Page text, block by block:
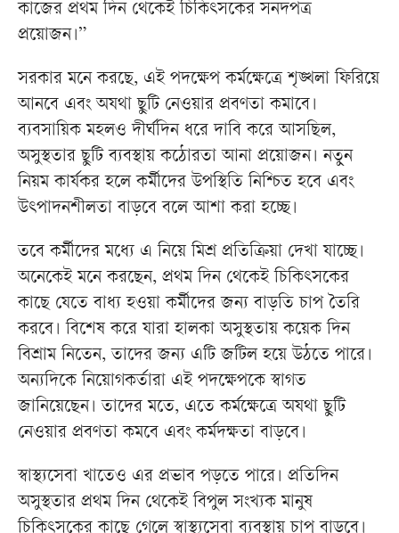
কাজের প্রথম দিন থেকেই চিকিৎসকের সনদপত্র
প্রয়োজন।”
সরকার মনে করছে, এই পদক্ষেপ কর্মক্ষেত্রে শৃঙ্খলা ফিরিয়ে
আনবে এবং অযথা ছুটি নেওয়ার প্রবণতা কমাবে।
ব্যবসায়িক মহলও দীর্ঘদিন ধরে দাবি করে আসছিল,
অসুস্থতার ছুটি ব্যবস্থায় কঠোরতা আনা প্রয়োজন। নতুন
নিয়ম কার্যকর হলে কর্মীদের উপস্থিতি নিশ্চিত হবে এবং
উৎপাদনশীলতা বাড়বে বলে আশা করা হচ্ছে।
তবে কর্মীদের মধ্যে এ নিয়ে মিশ্র প্রতিক্রিয়া দেখা যাচ্ছে।
অনেকেই মনে করছেন, প্রথম দিন থেকেই চিকিৎসকের
কাছে যেতে বাধ্য হওয়া কর্মীদের জন্য বাড়তি চাপ তৈরি
করবে। বিশেষ করে যারা হালকা অসুস্থতায় কয়েক দিন
বিশ্রাম নিতেন, তাদের জন্য এটি জটিল হয়ে উঠতে পারে।
অন্যদিকে নিয়োগকর্তারা এই পদক্ষেপকে স্বাগত
জানিয়েছেন। তাদের মতে, এতে কর্মক্ষেত্রে অযথা ছুটি
নেওয়ার প্রবণতা কমবে এবং কর্মদক্ষতা বাড়বে।
স্বাস্থ্যসেবা খাতেও এর প্রভাব পড়তে পারে। প্রতিদিন
অসুস্থতার প্রথম দিন থেকেই বিপুল সংখ্যক মানুষ
চিকিৎসকের কাছে গেলে স্বাস্থ্যসেবা ব্যবস্থায় চাপ বাড়বে।